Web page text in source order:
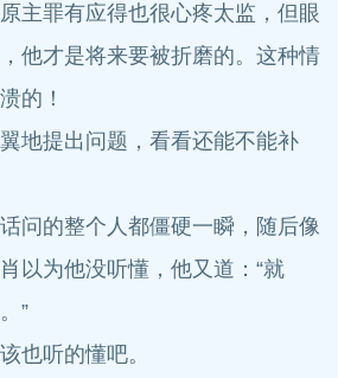
罪有应得也很心疼太监，但眼
他才是将来要被折磨的。这种情
的！
提出问题，看看还能不能补
的整个人都僵硬一瞬，随后像
以为他没听懂，他又道：“就
”
听的懂吧。